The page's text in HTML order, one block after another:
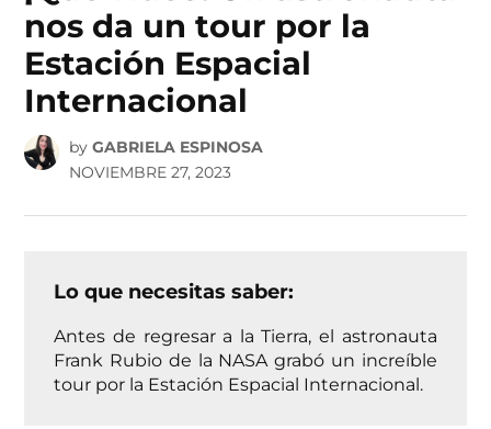
nos da un tour por la
Estación Espacial
Internacional
by GABRIELA ESPINOSA
NOVIEMBRE 27, 2023
Lo que necesitas saber:
Antes de regresar a la Tierra, el astronauta
Frank Rubio de la NASA grabó un increíble
tour por la Estación Espacial Internacional.